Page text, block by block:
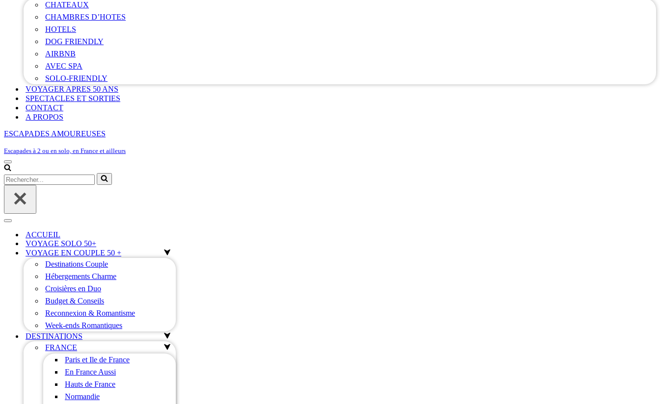
CHATEAUX
CHAMBRES D’HOTES
HOTELS
DOG FRIENDLY
AIRBNB
AVEC SPA
SOLO-FRIENDLY
VOYAGER APRES 50 ANS
SPECTACLES ET SORTIES
CONTACT
A PROPOS
ESCAPADES AMOUREUSES
Escapades à 2 ou en solo, en France et ailleurs
Menu
de
navigation
Rechercher...
Menu
navigationACCUEIL
VOYAGE SOLO 50+
VOYAGE EN COUPLE 50 +
Destinations Couple
Hébergements Charme
Croisières en Duo
Budget & Conseils
Reconnexion & Romantisme
Week-ends Romantiques
DESTINATIONS
FRANCE
Paris et Ile de France
En France Aussi
Hauts de France
Normandie